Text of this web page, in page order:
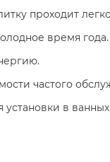
проходит
время года.
частого
в